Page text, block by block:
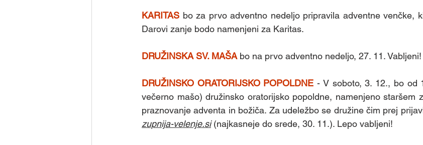
KARITAS bo za prvo adventno nedeljo pripravila adventne venčke,
Darovi zanje bodo namenjeni za Karitas.
DRUŽINSKA SV. MAŠA bo na prvo adventno nedeljo, 27. 11. Vabljeni!
DRUŽINSKO ORATORIJSKO POPOLDNE - V soboto, 3. 12., bo od
večerno mašo) družinsko oratorijsko popoldne, namenjeno staršem
zupnija-velenje.si (najkasneje do srede, 30. 11.). Lepo vabljeni!